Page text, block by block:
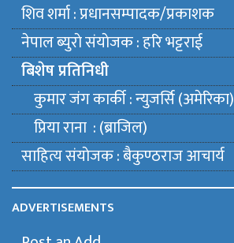
शिव शर्मा : प्रधानसम्पादक/प्रकाशक
नेपाल ब्युराे संयाेजक : हरि भट्टराई
बिशेष प्रतिनिधी
कुमार जंग कार्की : न्युजर्सि (अमेरिका)
प्रिया राना : (ब्राजिल)
साहित्य संयाेजक : बैकुण्ठराज आचार्य
ADVERTISEMENTS